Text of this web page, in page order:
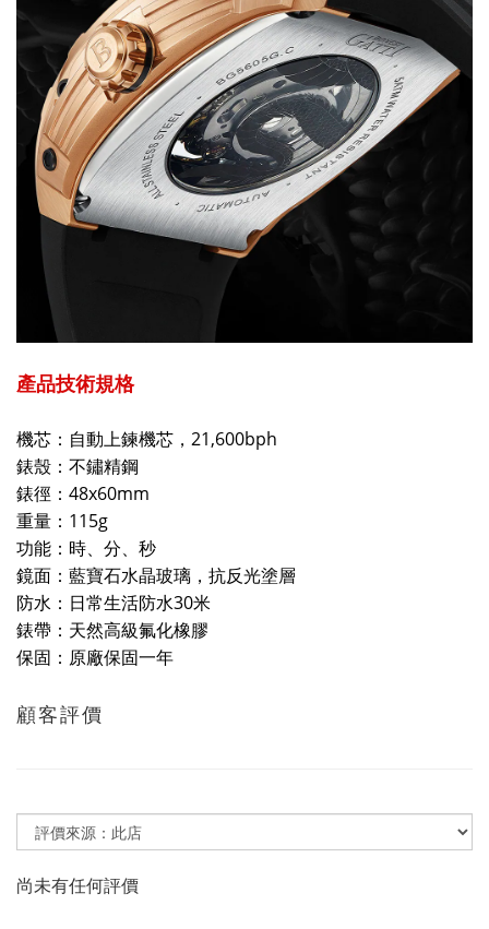
產品技術規格
機芯：自動上鍊機芯， 21,600bph
錶殼：不鏽精鋼
錶徑： 48x60mm
重量： 115g
功能：時、分 、秒
鏡面：藍寶石水晶玻璃，抗反光塗層
防水：日常生活防水30米
錶帶：天然高級氟化橡膠
保固： 原廠保固一年
顧客評價
尚未有任何評價